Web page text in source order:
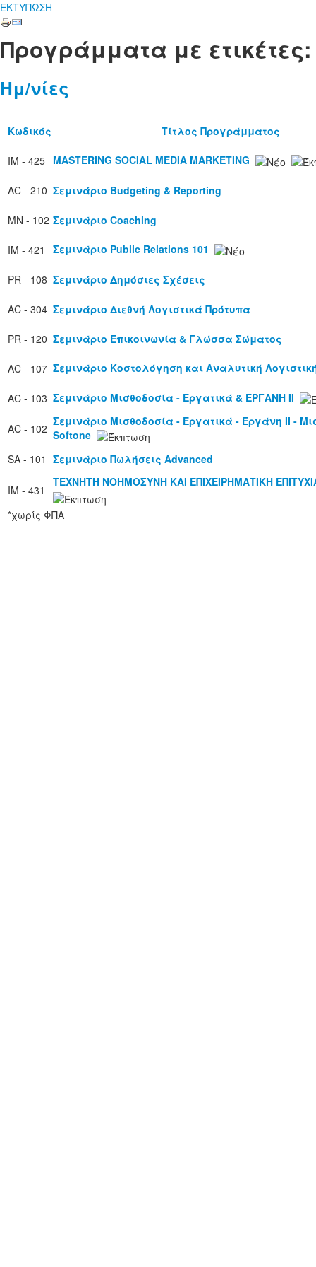
ΕΚΤΥΠΩΣΗ
Προγράμματα με
Ημ/νίες
Κωδικός Τίτλος Προγράμματος
IM - 425 MASTERING SOCIAL MEDIA MARKETING
AC - 210 Σεμινάριο Budgeting & Reporting
MN - 102 Σεμινάριο Coaching
IM - 421 Σεμινάριο Public Relations 101
PR - 108 Σεμινάριο Δημόσιες Σχέσεις
AC - 304 Σεμινάριο Διεθνή Λογιστικά Πρότυπα
PR - 120 Σεμινάριο Επικοινωνία & Γλώσσα Σώματος
AC - 107 Σεμινάριο Κοστολόγηση και Αναλυτική
AC - 103 Σεμινάριο Μισθοδοσία - Εργατικά & ΕΡΓΑΝΗ ΙΙ
AC - 102
Σεμινάριο Μισθοδοσία - Εργατικά - Εργάνη ΙΙ -
Softone
SA - 101 Σεμινάριο Πωλήσεις Advanced
IM - 431
ΤΕΧΝΗΤΗ ΝΟΗΜΟΣΥΝΗ ΚΑΙ ΕΠΙΧΕΙΡΗΜΑΤΙΚΗ
*χωρίς ΦΠΑ